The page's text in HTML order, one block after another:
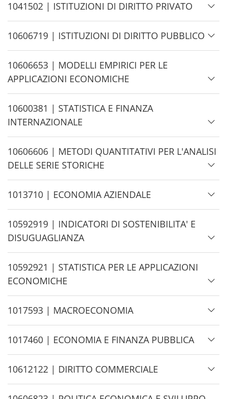
d
e
H
i
d
e
1041502 | ISTITUZIONI DI DIRITTO PRIVATO
H
i
d
e
10606719 | ISTITUZIONI DI DIRITTO PUBBLICO
H
i
d
e
10606653 | MODELLI EMPIRICI PER LE
APPLICAZIONI ECONOMICHE
H
i
d
e
10600381 | STATISTICA E FINANZA
INTERNAZIONALE
H
i
d
e
10606606 | METODI QUANTITATIVI PER L'ANALISI
DELLE SERIE STORICHE
H
i
d
e
1013710 | ECONOMIA AZIENDALE
H
i
d
e
10592919 | INDICATORI DI SOSTENIBILITA' E
DISUGUAGLIANZA
H
i
d
e
10592921 | STATISTICA PER LE APPLICAZIONI
ECONOMICHE
H
i
d
e
1017593 | MACROECONOMIA
H
i
d
e
1017460 | ECONOMIA E FINANZA PUBBLICA
H
i
d
10612122 | DIRITTO COMMERCIALE